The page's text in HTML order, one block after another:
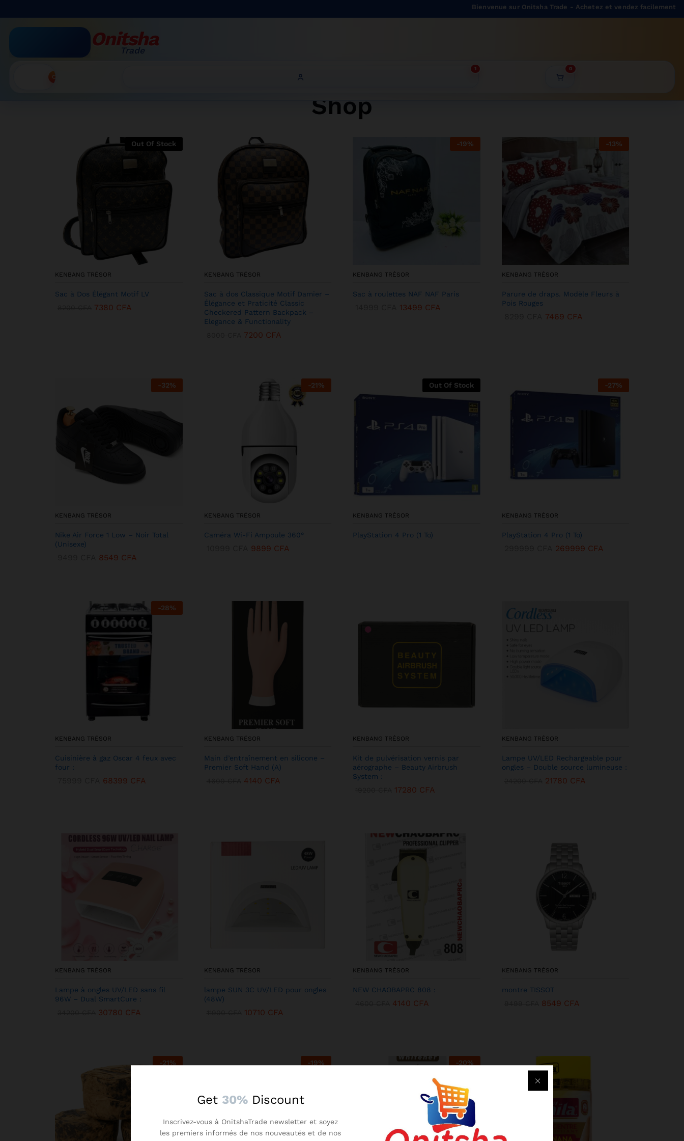
Bienvenue sur Onitsha Trade - Achetez et vendez facilement sur notre
Onitsha
Trade
1 0
Accueil
Shop
Out Of Stock
KENBANG TRÉSOR
Sac à Dos Élégant Motif LV
7380 CFA
KENBANG TRÉSOR
Sac à dos Classique Motif Damier –
Élégance et Praticité Classic
Checkered Pattern Backpack –
Elegance & Functionality
7200 CFA
-19%
KENBANG TRÉSOR
Sac à roulettes NAF NAF Paris
13499 CFA
-13%
KENBANG TRÉSOR
Parure de draps. Modèle Fleurs à
Pois Rouges
7469 CFA
-32%
KENBANG TRÉSOR
Nike Air Force 1 Low – Noir Total
(Unisexe)
8549 CFA
-21%
KENBANG TRÉSOR
Caméra Wi-Fi Ampoule 360°
9899 CFA
Out Of Stock
KENBANG TRÉSOR
PlayStation 4 Pro (1 To)
-27%
KENBANG TRÉSOR
PlayStation 4 Pro (1 To)
269999 CFA
-28%
KENBANG TRÉSOR
Cuisinière à gaz Oscar 4 feux avec
four :
68399 CFA
KENBANG TRÉSOR
Main d’entraînement en silicone –
Premier Soft Hand (A)
4140 CFA
KENBANG TRÉSOR
Kit de pulvérisation vernis par
aérographe – Beauty Airbrush
System :
17280 CFA
KENBANG TRÉSOR
Lampe UV/LED Rechargeable pour
ongles – Double source lumineuse :
21780 CFA
KENBANG TRÉSOR
Lampe à ongles UV/LED sans fil
96W – Dual SmartCure :
30780 CFA
KENBANG TRÉSOR
lampe SUN 3C UV/LED pour ongles
(48W)
10710 CFA
KENBANG TRÉSOR
NEW CHAOBAPRC 808 :
4140 CFA
KENBANG TRÉSOR
montre TISSOT
8549 CFA
-21% -19% -20%
Get 30% Discount
Inscrivez-vous à OnitshaTrade newsletter et soyez
les premiers informés de nos nouveautés et de nos